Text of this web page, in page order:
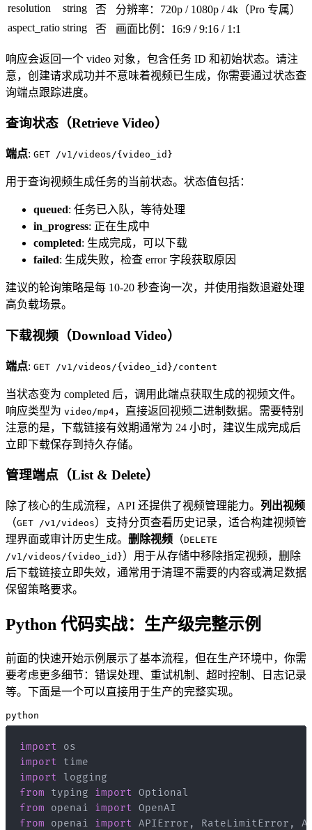
resolution string 否
分辨率：720p / 1080p / 4k（Pro 专属）
aspect_ratio string 否 画面比例：16:9 / 9:16 / 1:1
响应会返回一个 video 对象，包含任务 ID 和初始状态。请注
意，创建请求成功并不意味着视频已生成，你需要通过状态查
询端点跟踪进度。
查询状态（Retrieve Video）
端点: GET /v1/videos/{video_id}
用于查询视频生成任务的当前状态。状态值包括：
queued: 任务已入队，等待处理
in_progress: 正在生成中
completed: 生成完成，可以下载
failed: 生成失败，检查 error 字段获取原因
建议的轮询策略是每 10-20 秒查询一次，并使用指数退避处理
高负载场景。
下载视频（Download Video）
端点: GET /v1/videos/{video_id}/content
当状态变为 completed 后，调用此端点获取生成的视频文件。
响应类型为 video/mp4，直接返回视频二进制数据。需要特别
注意的是，下载链接有效期通常为 24 小时，建议生成完成后
立即下载保存到持久存储。
管理端点（List & Delete）
除了核心的生成流程，API 还提供了视频管理能力。 列出视频
（GET /v1/videos）支持分页查看历史记录，适合构建视频管
理界面或审计历史生成。 删除视频 （DELETE
/v1/videos/{video_id}）用于从存储中移除指定视频，删除
后下载链接立即失效，通常用于清理不需要的内容或满足数据
保留策略要求。
Python 代码实战：生产级完整示例
前面的快速开始示例展示了基本流程，但在生产环境中，你需
要考虑更多细节：错误处理、重试机制、超时控制、日志记录
等。下面是一个可以直接用于生产的完整实现。
python
import
import
import
from typing import
from openai import
from openai import APIError , RateLimitError ,